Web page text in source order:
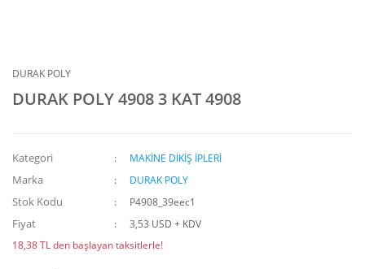
DURAK POLY
DURAK POLY 4908 3 KAT 4908
Kategori MAKİNE DİKİŞ İPLERİ
Marka DURAK POLY
Stok Kodu P4908_39eec1
Fiyat
3,53 USD + KDV
18,38 TL den başlayan taksitlerle!